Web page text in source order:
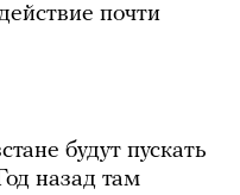
почти
будут пускать
назад там